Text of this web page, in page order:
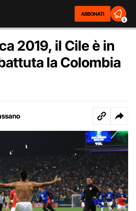
ABBONATI
2
2019, il Cile è in
la Colombia